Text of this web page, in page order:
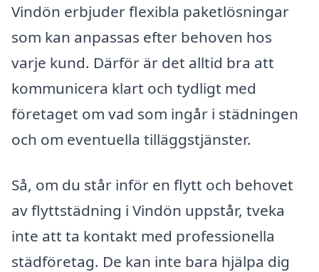
Vindön erbjuder flexibla paketlösningar
som kan anpassas efter behoven hos
varje kund. Därför är det alltid bra att
kommunicera klart och tydligt med
företaget om vad som ingår i städningen
och om eventuella tilläggstjänster.
Så, om du står inför en flytt och behovet
av flyttstädning i Vindön uppstår, tveka
inte att ta kontakt med professionella
städföretag. De kan inte bara hjälpa dig